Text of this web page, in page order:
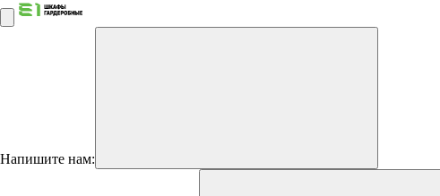
Напишите нам: